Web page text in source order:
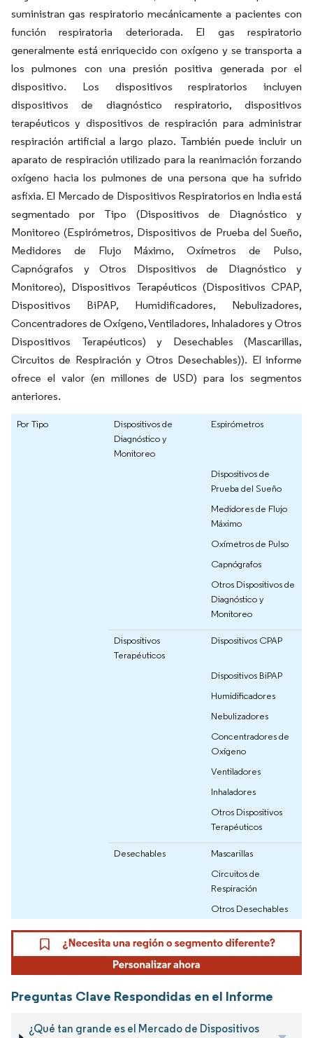
suministran gas respiratorio mecánicamente a pacientes con
función respiratoria deteriorada. El gas respiratorio
generalmente está enriquecido con oxígeno y se transporta a
los pulmones con una presión positiva generada por el
dispositivo. Los dispositivos respiratorios incluyen
dispositivos de diagnóstico respiratorio, dispositivos
terapéuticos y dispositivos de respiración para administrar
respiración artificial a largo plazo. También puede incluir un
aparato de respiración utilizado para la reanimación forzando
oxígeno hacia los pulmones de una persona que ha sufrido
asfixia. El Mercado de Dispositivos Respiratorios en India está
segmentado por Tipo (Dispositivos de Diagnóstico y
Monitoreo (Espirómetros, Dispositivos de Prueba del Sueño,
Medidores de Flujo Máximo, Oxímetros de Pulso,
Capnógrafos y Otros Dispositivos de Diagnóstico y
Monitoreo), Dispositivos Terapéuticos (Dispositivos CPAP,
Dispositivos BiPAP, Humidificadores, Nebulizadores,
Concentradores de Oxígeno, Ventiladores, Inhaladores y Otros
Dispositivos Terapéuticos) y Desechables (Mascarillas,
Circuitos de Respiración y Otros Desechables)). El informe
ofrece el valor (en millones de USD) para los segmentos
anteriores.
Por Tipo
Dispositivos de
Diagnóstico y
Monitoreo
Espirómetros
Dispositivos de
Prueba del Sueño
Medidores de Flujo
Máximo
Oxímetros de Pulso
Capnógrafos
Otros Dispositivos de
Diagnóstico y
Monitoreo
Dispositivos
Terapéuticos
Dispositivos CPAP
Dispositivos BiPAP
Humidificadores
Nebulizadores
Concentradores de
Oxígeno
Ventiladores
Inhaladores
Otros Dispositivos
Terapéuticos
Desechables
Mascarillas
Circuitos de
Respiración
Otros Desechables
Preguntas Clave Respondidas en el Informe
¿Qué tan grande es el Mercado de Dispositivos